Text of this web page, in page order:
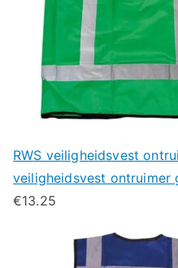
RWS veiligheidsvest
veiligheidsvest ontruimer
€13.25